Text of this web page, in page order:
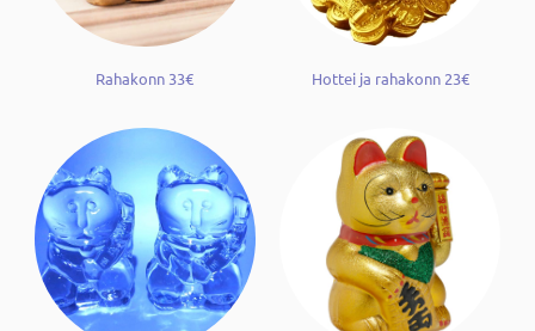
Rahakonn 33€ Hottei ja rahakonn 23€